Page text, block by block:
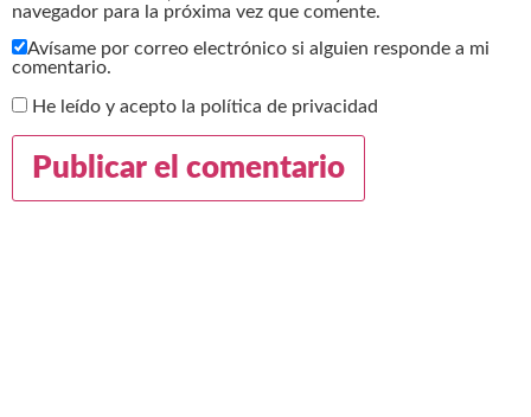
navegador para la próxima vez que comente.
Avísame por correo electrónico si alguien responde a mi
comentario.
He leído y acepto la política de privacidad